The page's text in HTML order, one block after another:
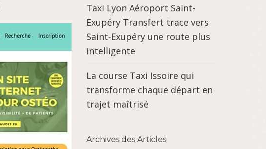
Taxi Lyon Aéroport Saint-
Exupéry Transfert trace vers
Saint-Exupéry une route plus
intelligente
La course Taxi Issoire qui
transforme chaque départ en
trajet maîtrisé
Archives des Articles